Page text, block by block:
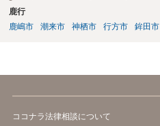
鹿行
鹿嶋市
潮来市 神栖市 行方市 鉾田市
ココナラ法律相談について